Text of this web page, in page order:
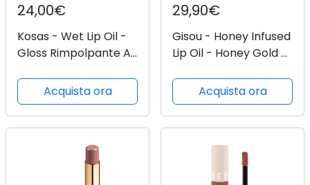
24,00€
Kosas - Wet Lip Oil -
Gloss Rimpolpante Ai
DonnaAcquista ora
29,90€
Gisou - Honey Infused
Lip Oil - Honey Gold -
Watermelon - Donna
Acquista ora